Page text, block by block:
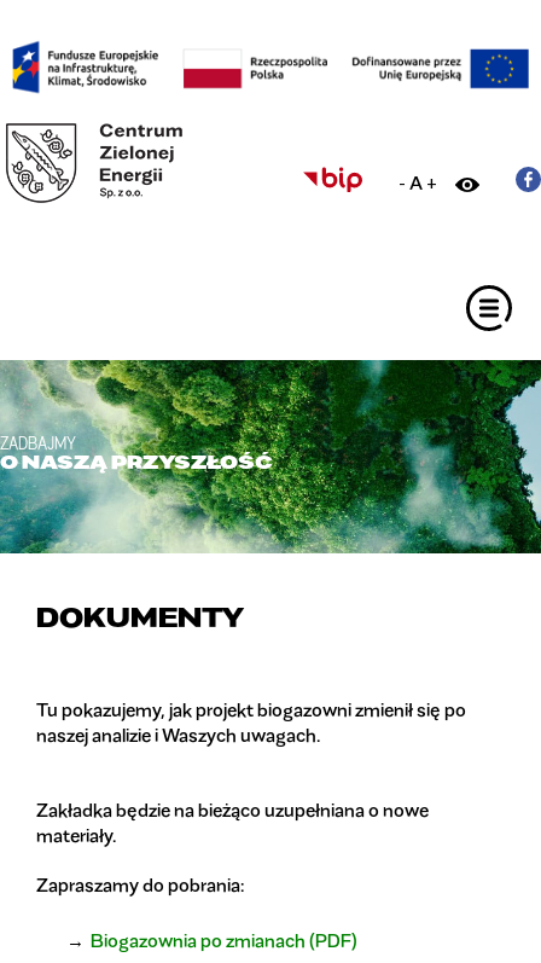
- A +
ZADBAJMY
O NASZĄ PRZYSZŁOŚĆ
DOKUMENTY
Tu pokazujemy, jak projekt biogazowni zmienił się po
naszej analizie i Waszych uwagach.
Zakładka będzie na bieżąco uzupełniana o nowe
materiały.
Zapraszamy do pobrania:
Biogazownia po zmianach (PDF)